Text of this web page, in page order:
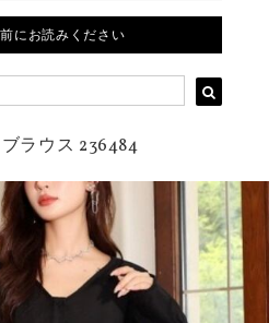
にお読みください
ラウス 236484